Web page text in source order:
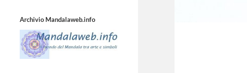
Archivio Mandalaweb.info